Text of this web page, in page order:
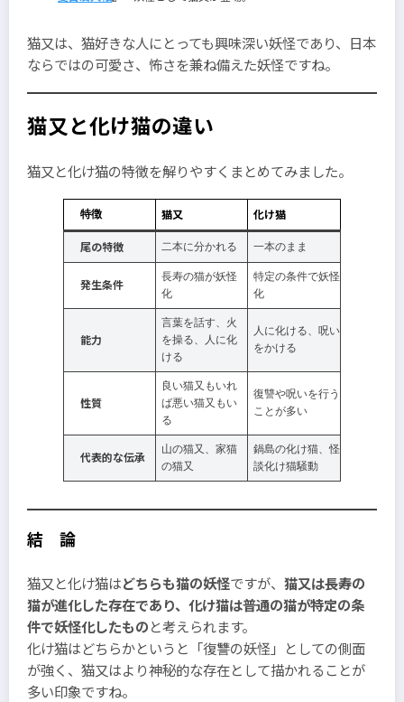
猫又は、猫好きな人にとっても興味深い妖怪であり、日本
ならではの可愛さ、怖さを兼ね備えた妖怪ですね。
猫又と化け猫の違い
猫又と化け猫の特徴を解りやすくまとめてみました。
特徴 猫又 化け猫
尾の特徴 二本に分かれる 一本のまま
発生条件
長寿の猫が妖怪
化
特定の条件で妖怪
化
能力
言葉を話す、火
を操る、人に化
ける
人に化ける、呪い
をかける
性質
良い猫又もいれ
ば悪い猫又もい
る
復讐や呪いを行う
ことが多い
代表的な伝承
山の猫又、家猫
の猫又
鍋島の化け猫、怪
談化け猫騒動
結 論
猫又と化け猫はどちらも猫の妖怪ですが、 猫又は長寿の
猫が進化した存在であり、化け猫は普通の猫が特定の条
件で妖怪化したものと考えられます。
化け猫はどちらかというと「復讐の妖怪」としての側面
が強く、猫又はより神秘的な存在として描かれることが
多い印象ですね。